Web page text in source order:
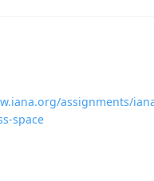
assignments/
space